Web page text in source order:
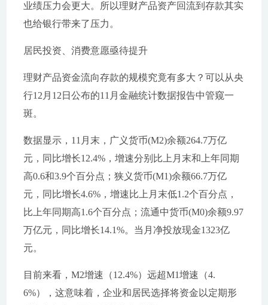
业绩压力会更大。所以理财产品资产回流到存款其实
也给银行带来了压力。
居民投资、消费意愿亟待提升
理财产品资金流向存款的规模究竟有多大？可以从央
行12月12日公布的11月金融统计数据报告中管窥一
斑。
数据显示，11月末，广义货币(M2)余额264.7万亿
元，同比增长12.4%，增速分别比上月末和上年同期
高0.6和3.9个百分点；狭义货币(M1)余额66.7万亿
元，同比增长4.6%，增速比上月末低1.2个百分点，
比上年同期高1.6个百分点；流通中货币(M0)余额9.97
万亿元，同比增长14.1%。当月净投放现金1323亿
元。
目前来看，M2增速（12.4%）远超M1增速（4.
6%），这意味着，企业和居民选择将资金以定期形